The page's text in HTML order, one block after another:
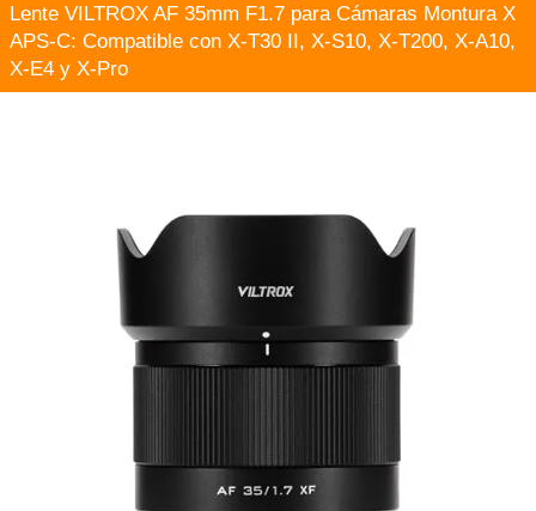
Lente VILTROX AF 35mm F1.7 para Cámaras Montura X
APS-C: Compatible con X-T30 II, X-S10, X-T200, X-A10,
X-E4 y X-Pro